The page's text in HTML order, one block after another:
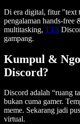
Di era digital, fitur "text
pengalaman hands-free
multitasking, TTS
gampang.
Kumpul &
Discord?
Discord adalah “ruang
bukan cuma gamer.
meme. Sekarang jadi
virtual.